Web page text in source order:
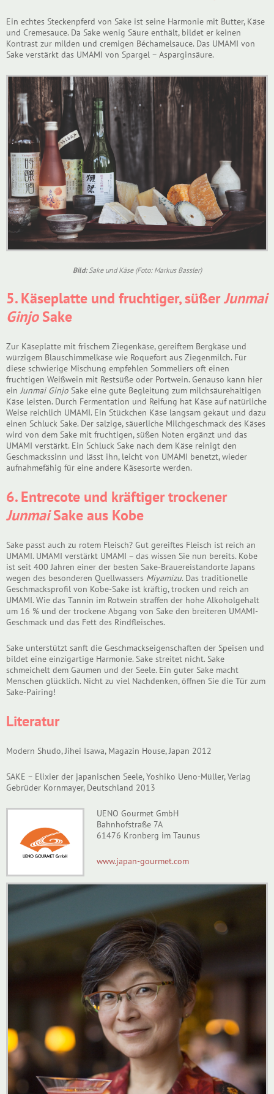
Ein echtes Steckenpferd von Sake ist seine Harmonie mit Butter, Käse
und Cremesauce. Da Sake wenig Säure enthält, bildet er keinen
Kontrast zur milden und cremigen Béchamelsauce. Das UMAMI von
Sake verstärkt das UMAMI von Spargel – Asparginsäure.
Bild:Sake und Käse (Foto: Markus Bassler)
5. Käseplatte und fruchtiger, süßerJunmai
GinjoSake
Zur Käseplatte mit frischem Ziegenkäse, gereiftem Bergkäse und
würzigem Blauschimmelkäse wie Roquefort aus Ziegenmilch. Für
diese schwierige Mischung empfehlen Sommeliers oft einen
fruchtigen Weißwein mit Restsüße oder Portwein. Genauso kann hier
ein Junmai Ginjo Sake eine gute Begleitung zum milchsäurehaltigen
Käse leisten. Durch Fermentation und Reifung hat Käse auf natürliche
Weise reichlich UMAMI. Ein Stückchen Käse langsam gekaut und dazu
einen Schluck Sake. Der salzige, säuerliche Milchgeschmack des Käses
wird von dem Sake mit fruchtigen, süßen Noten ergänzt und das
UMAMI verstärkt. Ein Schluck Sake nach dem Käse reinigt den
Geschmackssinn und lässt ihn, leicht von UMAMI benetzt, wieder
aufnahmefähig für eine andere Käsesorte werden.
6. Entrecote und kräftiger trockener
JunmaiSake aus Kobe
Sake passt auch zu rotem Fleisch? Gut gereiftes Fleisch ist reich an
UMAMI. UMAMI verstärkt UMAMI – das wissen Sie nun bereits. Kobe
ist seit 400 Jahren einer der besten Sake-Brauereistandorte Japans
wegen des besonderen Quellwassers Miyamizu. Das traditionelle
Geschmacksprofil von Kobe-Sake ist kräftig, trocken und reich an
UMAMI. Wie das Tannin im Rotwein straffen der hohe Alkoholgehalt
um 16 % und der trockene Abgang von Sake den breiteren UMAMI-
Geschmack und das Fett des Rindfleisches.
Sake unterstützt sanft die Geschmackseigenschaften der Speisen und
bildet eine einzigartige Harmonie. Sake streitet nicht. Sake
schmeichelt dem Gaumen und der Seele. Ein guter Sake macht
Menschen glücklich. Nicht zu viel Nachdenken, öffnen Sie die Tür zum
Sake-Pairing!
Literatur
Modern Shudo, Jihei Isawa, Magazin House, Japan 2012
SAKE – Elixier der japanischen Seele, Yoshiko Ueno-Müller, Verlag
Gebrüder Kornmayer, Deutschland 2013
UENO Gourmet GmbH
Bahnhofstraße 7A
61476 Kronberg im Taunus
www.japan-gourmet.com